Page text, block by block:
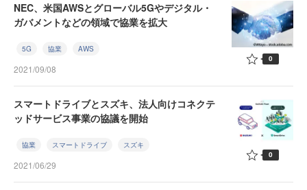
NEC、米国AWSとグローバル5Gやデジタル・
ガバメントなどの領域で協業を拡大
5G 協業 AWS
2021/09/08
0
スマートドライブとスズキ、法人向けコネクテ
ッドサービス事業の協議を開始
協業 スマートドライブ スズキ
2021/06/29
0